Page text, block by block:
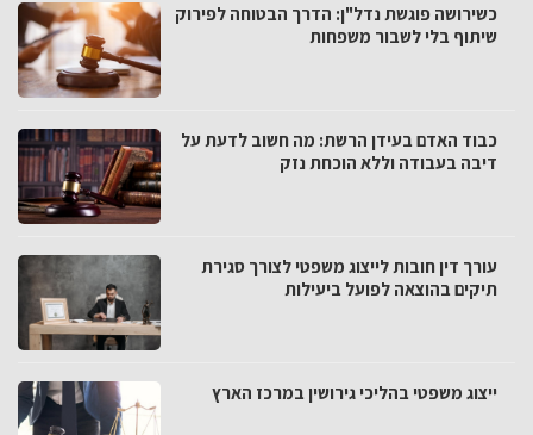
כשירושה פוגשת נדל"ן: הדרך הבטוחה לפירוק
שיתוף בלי לשבור משפחות
כבוד האדם בעידן הרשת: מה חשוב לדעת על
דיבה בעבודה וללא הוכחת נזק
עורך דין חובות לייצוג משפטי לצורך סגירת
תיקים בהוצאה לפועל ביעילות
ייצוג משפטי בהליכי גירושין במרכז הארץ